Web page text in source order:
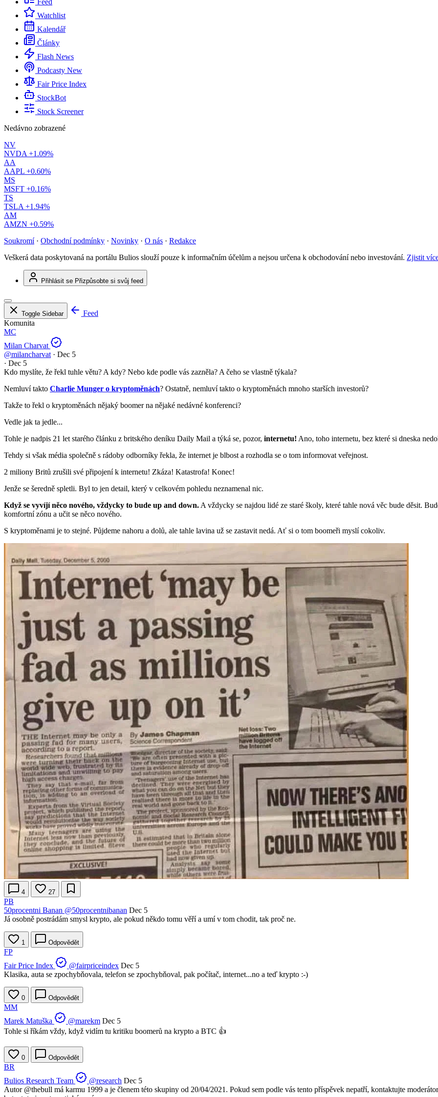
Feed
Watchlist
Kalendář
Články
Flash News
Podcasty New
Fair Price Index
StockBot
Stock Screener
Nedávno zobrazené
NV
NVDA +1.09%
AA
AAPL +0.60%
MS
MSFT +0.16%
TS
TSLA +1.94%
AM
AMZN +0.59%
Soukromí · Obchodní podmínky · Novinky · O nás · Redakce
Veškerá data poskytovaná na portálu Bulios slouží pouze k informačním účelům a nejsou určena k obchodování nebo investování. Zjistit
Přihlásit se Přizpůsobte si svůj feed
Toggle Sidebar
Feed
Komunita
MC
Milan Charvat
@milancharvat · Dec 5
· Dec 5
Kdo myslíte, že řekl tuhle větu? A kdy? Nebo kde podle vás zazněla? A čeho se vlastně týkala?
Nemluví takto Charlie Munger o kryptoměnách? Ostatně, nemluví takto o kryptoměnách mnoho starších investorů?
Takže to řekl o kryptoměnách nějaký boomer na nějaké nedávné konferenci?
Vedle jak ta jedle...
Tohle je nadpis 21 let starého článku z britského deníku Daily Mail a týká se, pozor, internetu! Ano, toho internetu, bez které si dneska
Tehdy si však média společně s rádoby odborníky řekla, že internet je blbost a rozhodla se o tom informovat veřejnost.
2 miliony Britů zrušili své připojení k internetu! Zkáza! Katastrofa! Konec!
Jenže se šeredně spletli. Byl to jen detail, který v celkovém pohledu neznamenal nic.
Když se vyvíjí něco nového, vždycky to bude up and down. A vždycky se najdou lidé ze staré školy, které tahle nová věc bude děsit.
komfortní zónu a učit se něco nového.
S kryptoměnami je to stejné. Půjdeme nahoru a dolů, ale tahle lavina už se zastavit nedá. Ať si o tom boomeři myslí cokoliv.
4 27
PB
50procentni Banan @50procentnibanan Dec 5
Já osobně postrádám smysl krypto, ale pokud někdo tomu věří a umí v tom chodit, tak proč ne.
1 Odpovědět
FP
Fair Price Index
@fairpriceindex Dec 5
Klasika, auta se zpochybňovala, telefon se zpochybňoval, pak počítač, internet...no a teď krypto :-)
0 Odpovědět
MM
Marek Matuška
@marekm Dec 5
Tohle si říkám vždy, když vidím tu kritiku boomerů na krypto a BTC 👍
0 Odpovědět
BR
Bulios Research Team
@research Dec 5
Autor @thebull má karmu 1999 a je členem této skupiny od 20/04/2021. Pokud sem podle vás tento příspěvek nepatří, kontaktujte